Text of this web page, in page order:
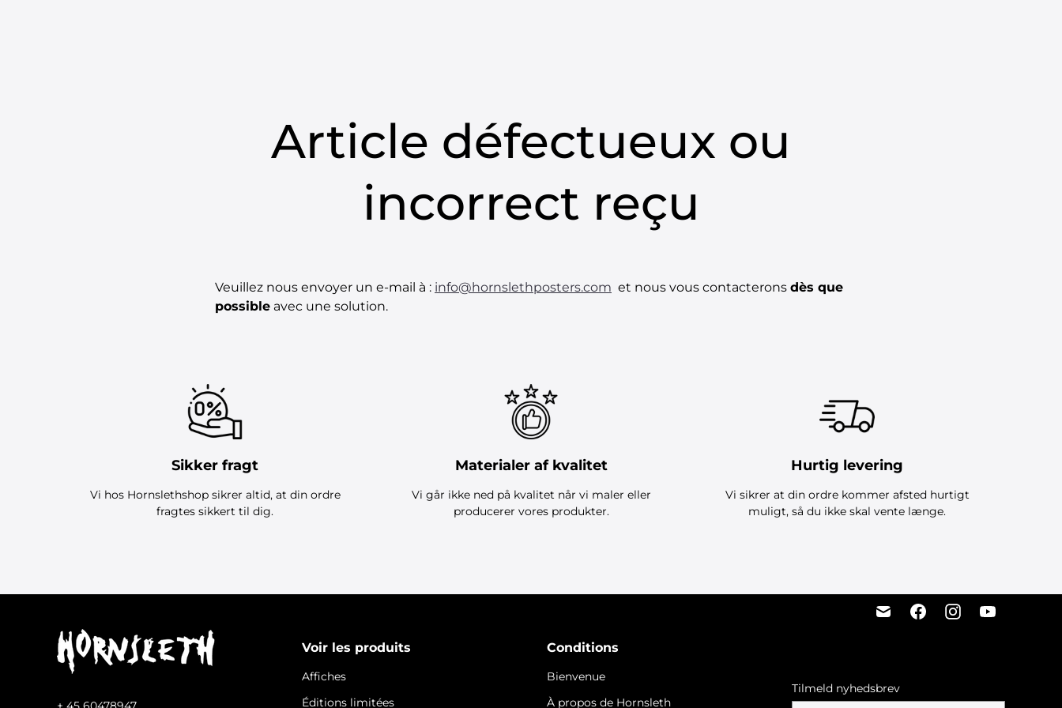
Article défectueux ou
incorrect reçu
Veuillez nous envoyer un e-mail à : info@hornslethposters.com et nous vous contacterons dès que
possible avec une solution.
Sikker fragt
Vi hos Hornslethshop sikrer altid, at din ordre
fragtes sikkert til dig.
Materialer af kvalitet
Vi går ikke ned på kvalitet når vi maler eller
producerer vores produkter.
Hurtig levering
Vi sikrer at din ordre kommer afsted hurtigt
muligt, så du ikke skal vente længe.
Voir les produits
Affiches
Éditions limitées
Conditions
Bienvenue
À propos de Hornsleth
Tilmeld nyhedsbrev